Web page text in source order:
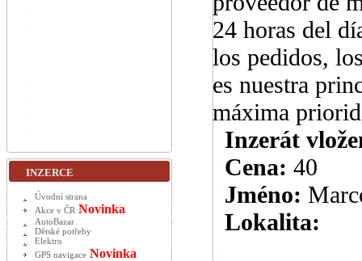
24 horas del
los pedidos,
es nuestra
máxima
Inzerát
Cena: 40
Jméno:
Lokalita:
INZERCE
Úvodní strana
Akce v ČR Novinka
AutoBazar
Dětské potřeby
Elektro
GPS navigace Novinka